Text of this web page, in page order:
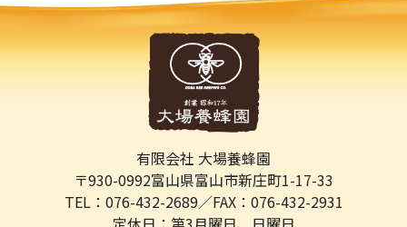
有限会社 大場養蜂園
〒930-0992富山県富山市新庄町1-17-33
TEL：076-432-2689／FAX：076-432-2931